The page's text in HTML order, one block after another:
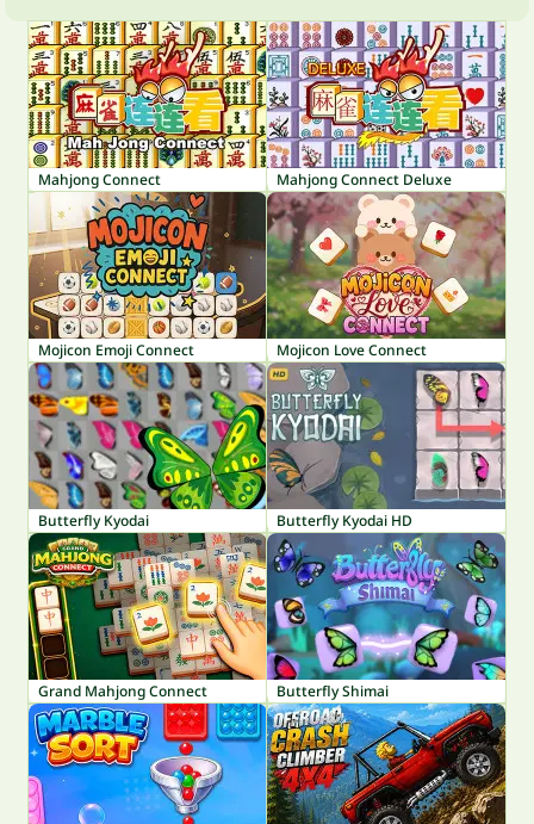
Mahjong Connect Mahjong Connect Deluxe
Mojicon Emoji Connect Mojicon Love Connect
Butterfly Kyodai Butterfly Kyodai HD
Grand Mahjong Connect Butterfly Shimai